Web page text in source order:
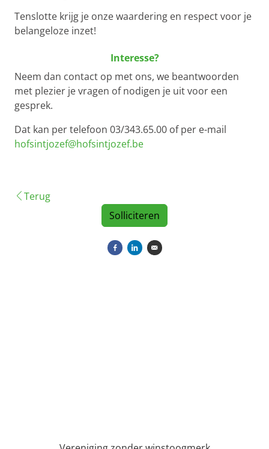
Tenslotte krijg je onze waardering en respect voor je
belangeloze inzet!
Interesse?
Neem dan contact op met ons, we beantwoorden
met plezier je vragen of nodigen je uit voor een
gesprek.
Dat kan per telefoon 03/343.65.00 of per e-mail
hofsintjozef@hofsintjozef.be
Terug
Solliciteren
Delen op Facebook
Delen op LinkedIn
Versturen per e-mail